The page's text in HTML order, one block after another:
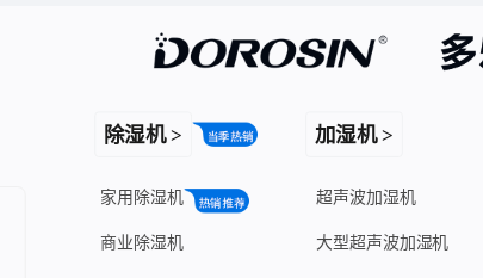
除湿机 > 加湿机 >
家用除湿机
商业除湿机
超声波加湿机
大型超声波加湿机